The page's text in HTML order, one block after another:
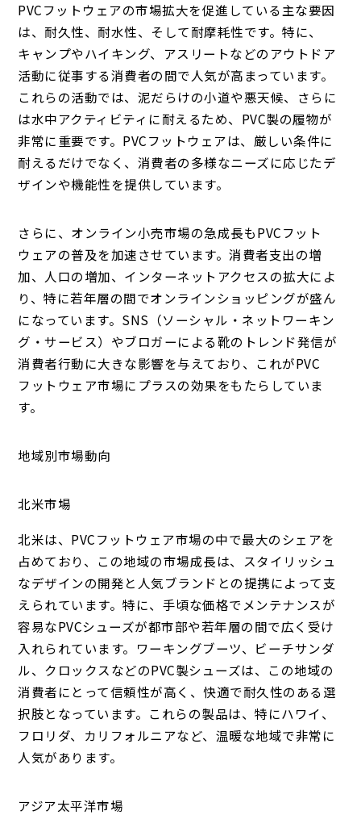
PVCフットウェアの市場拡大を促進している主な要因
は、耐久性、耐水性、そして耐摩耗性です。特に、
キャンプやハイキング、アスリートなどのアウトドア
活動に従事する消費者の間で人気が高まっています。
これらの活動では、泥だらけの小道や悪天候、さらに
は水中アクティビティに耐えるため、PVC製の履物が
非常に重要です。PVCフットウェアは、厳しい条件に
耐えるだけでなく、消費者の多様なニーズに応じたデ
ザインや機能性を提供しています。
さらに、オンライン小売市場の急成長もPVCフット
ウェアの普及を加速させています。消費者支出の増
加、人口の増加、インターネットアクセスの拡大によ
り、特に若年層の間でオンラインショッピングが盛ん
になっています。SNS（ソーシャル・ネットワーキン
グ・サービス）やブロガーによる靴のトレンド発信が
消費者行動に大きな影響を与えており、これがPVC
フットウェア市場にプラスの効果をもたらしていま
す。
地域別市場動向
北米市場
北米は、PVCフットウェア市場の中で最大のシェアを
占めており、この地域の市場成長は、スタイリッシュ
なデザインの開発と人気ブランドとの提携によって支
えられています。特に、手頃な価格でメンテナンスが
容易なPVCシューズが都市部や若年層の間で広く受け
入れられています。ワーキングブーツ、ビーチサンダ
ル、クロックスなどのPVC製シューズは、この地域の
消費者にとって信頼性が高く、快適で耐久性のある選
択肢となっています。これらの製品は、特にハワイ、
フロリダ、カリフォルニアなど、温暖な地域で非常に
人気があります。
アジア太平洋市場